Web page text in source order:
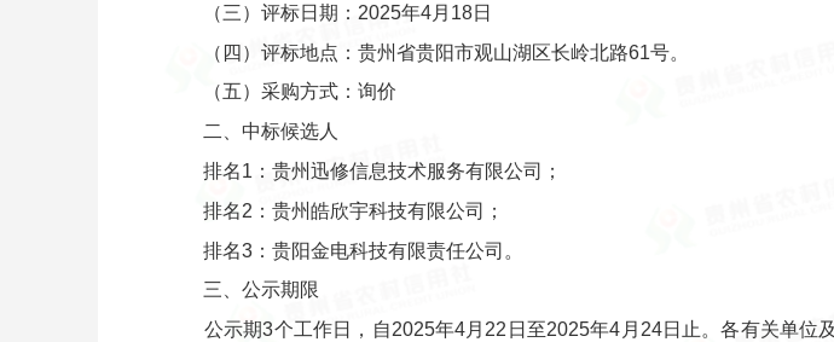
（三）评标日期：2025年4月18日
（四）评标地点：贵州省贵阳市观山湖区长岭北路61号。
（五）采购方式：询价
二、中标候选人
排名1：贵州迅修信息技术服务有限公司；
排名2：贵州皓欣宇科技有限公司；
排名3：贵阳金电科技有限责任公司。
三、公示期限
公示期3个工作日，自2025年4月22日至2025年4月24日止。各有关单